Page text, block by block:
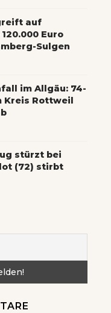
auf
Euro
Sulgen
im Allgäu: 74-
Kreis Rottweil
stürzt bei
(72) stirbt